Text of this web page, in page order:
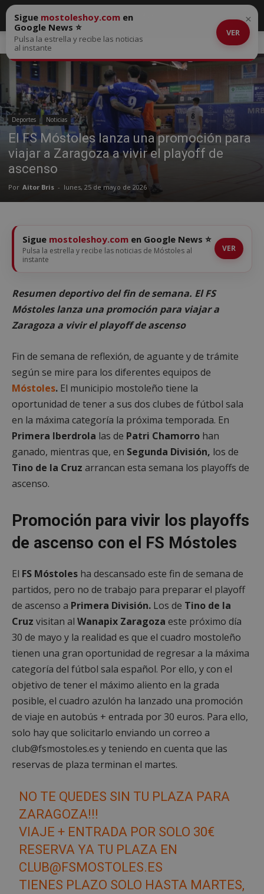
Inicio Deportes
Deportes Noticias
El FS Móstoles lanza una promoción para
viajar a Zaragoza a vivir el playoff de
ascenso
Por Aitor Bris - lunes, 25 de mayo de 2026
Sigue mostoleshoy.com en
Google News ⭐
Pulsa la estrella y recibe las noticias
al instante
VER
×
Sigue mostoleshoy.com en Google News ⭐
Pulsa la estrella y recibe las noticias de Móstoles al
instante
VER
Resumen deportivo del fin de semana. El FS
Móstoles lanza una promoción para viajar a
Zaragoza a vivir el playoff de ascenso
Fin de semana de reflexión, de aguante y de trámite
según se mire para los diferentes equipos de
Móstoles. El municipio mostoleño tiene la
oportunidad de tener a sus dos clubes de fútbol sala
en la máxima categoría la próxima temporada. En
Primera Iberdrola las de Patri Chamorro han
ganado, mientras que, en Segunda División, los de
Tino de la Cruz arrancan esta semana los playoffs de
ascenso.
Promoción para vivir los playoffs
de ascenso con el FS Móstoles
El FS Móstoles ha descansado este fin de semana de
partidos, pero no de trabajo para preparar el playoff
de ascenso a Primera División. Los de Tino de la
Cruz visitan al Wanapix Zaragoza este próximo día
30 de mayo y la realidad es que el cuadro mostoleño
tienen una gran oportunidad de regresar a la máxima
categoría del fútbol sala español. Por ello, y con el
objetivo de tener el máximo aliento en la grada
posible, el cuadro azulón ha lanzado una promoción
de viaje en autobús + entrada por 30 euros. Para ello,
solo hay que solicitarlo enviando un correo a
club@fsmostoles.es y teniendo en cuenta que las
reservas de plaza terminan el martes.
NO TE QUEDES SIN TU PLAZA PARA
ZARAGOZA!!!
VIAJE + ENTRADA POR SOLO 30€
RESERVA YA TU PLAZA EN
CLUB@FSMOSTOLES.ES
TIENES PLAZO SOLO HASTA MARTES,